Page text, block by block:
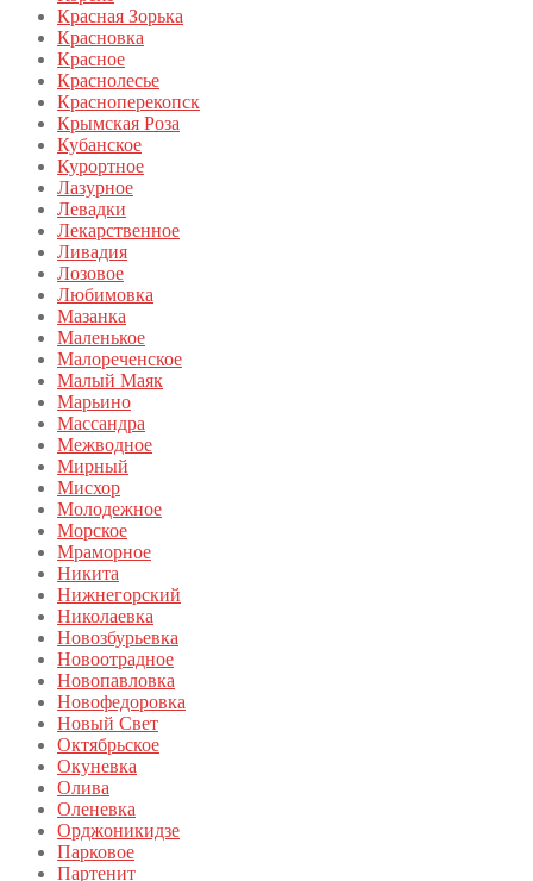
Красная Зорька
Красновка
Красное
Краснолесье
Красноперекопск
Крымская Роза
Кубанское
Курортное
Лазурное
Левадки
Лекарственное
Ливадия
Лозовое
Любимовка
Мазанка
Маленькое
Малореченское
Малый Маяк
Марьино
Массандра
Межводное
Мирный
Мисхор
Молодежное
Морское
Мраморное
Никита
Нижнегорский
Николаевка
Новозбурьевка
Новоотрадное
Новопавловка
Новофедоровка
Новый Свет
Октябрьское
Окуневка
Олива
Оленевка
Орджоникидзе
Парковое
Партенит